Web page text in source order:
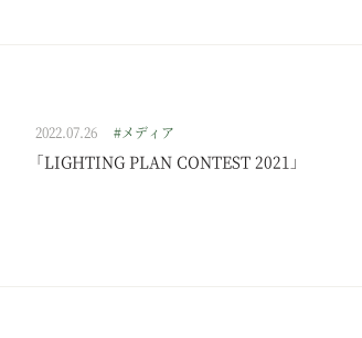
2022.07.26 #メディア
「LIGHTING PLAN CONTEST 2021」